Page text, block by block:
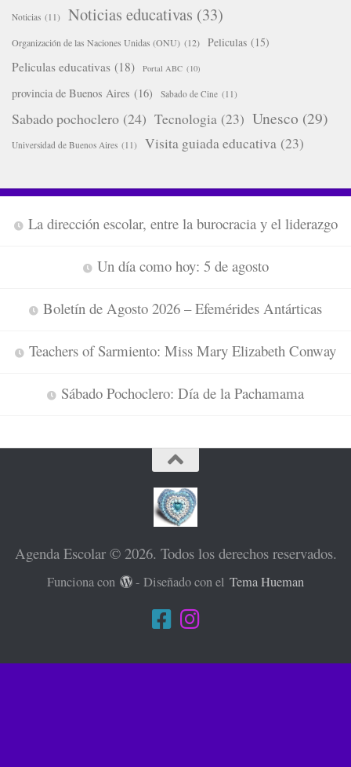
Noticias (11) Noticias educativas (33)
Organización de las Naciones Unidas (ONU) (12) Peliculas (15)
Peliculas educativas (18) Portal ABC (10)
provincia de Buenos Aires (16) Sabado de Cine (11)
Sabado pochoclero (24) Tecnologia (23) Unesco (29)
Universidad de Buenos Aires (11) Visita guiada educativa (23)
La dirección escolar, entre la burocracia y el liderazgo
Un día como hoy: 5 de agosto
Boletín de Agosto 2026 – Efemérides Antárticas
Teachers of Sarmiento: Miss Mary Elizabeth Conway
Sábado Pochoclero: Día de la Pachamama
Agenda Escolar © 2026. Todos los derechos reservados.
Funciona con - Diseñado con elTema Hueman